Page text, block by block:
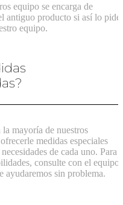
equipo se encarga de
antiguo producto si así lo pide,
equipo.
mayoría de nuestros
medidas especiales
de cada uno. Para
consulte con el equipo
ayudaremos sin problema.